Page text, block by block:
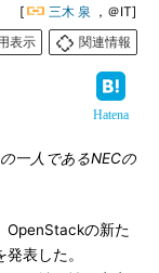
[ 三木 泉 ，＠IT]
表示
関連情報
Hatena
一人であるNECの
OpenStackの新た
表した。